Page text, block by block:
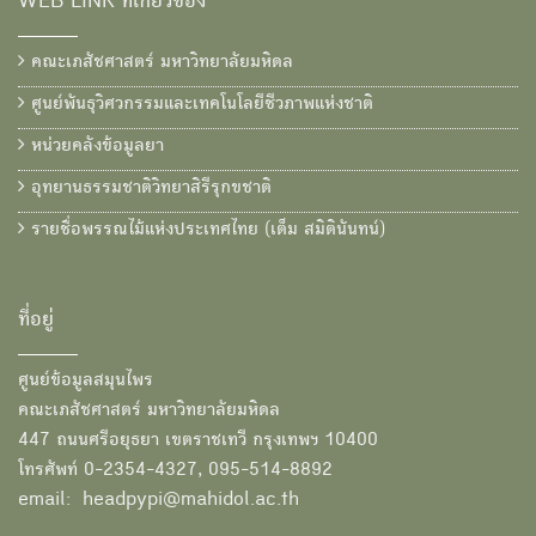
คณะเภสัชศาสตร์ มหาวิทยาลัยมหิดล
ศูนย์พันธุวิศวกรรมและเทคโนโลยีชีวภาพแห่งชาติ
หน่วยคลังข้อมูลยา
อุทยานธรรมชาติวิทยาสิรีรุกขชาติ
รายชื่อพรรณไม้แห่งประเทศไทย (เต็ม สมิตินันทน์)
ที่อยู่
ศูนย์ข้อมูลสมุนไพร
คณะเภสัชศาสตร์ มหาวิทยาลัยมหิดล
447 ถนนศรีอยุธยา เขตราชเทวี กรุงเทพฯ 10400
โทรศัพท์ 0-2354-4327, 095-514-8892
email: headpypi@mahidol.ac.th